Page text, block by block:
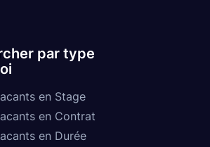
par type
en Stage
en Contrat
en Durée